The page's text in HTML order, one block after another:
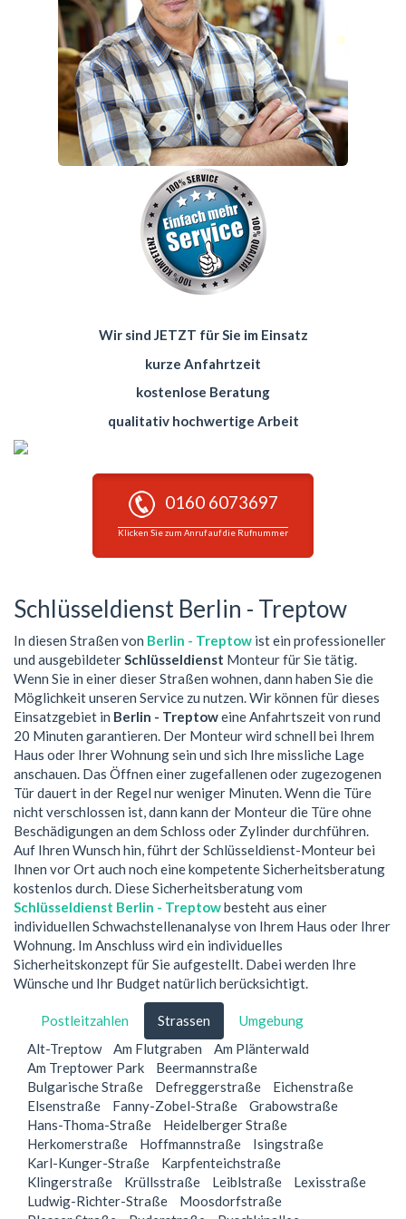
Wir sind JETZT für Sie im Einsatz
kurze Anfahrtzeit
kostenlose Beratung
qualitativ hochwertige Arbeit
0160 6073697
Klicken Sie zum Anruf auf die Rufnummer
Schlüsseldienst Berlin - Treptow
In diesen Straßen von Berlin - Treptow ist ein professioneller
und ausgebildeterSchlüsseldienst Monteur für Sie tätig.
Wenn Sie in einer dieser Straßen wohnen, dann haben Sie die
Möglichkeit unseren Service zu nutzen. Wir können für dieses
Einsatzgebiet in Berlin - Treptoweine Anfahrtszeit von rund
20 Minuten garantieren. Der Monteur wird schnell bei Ihrem
Haus oder Ihrer Wohnung sein und sich Ihre missliche Lage
anschauen. Das Öffnen einer zugefallenen oder zugezogenen
Tür dauert in der Regel nur weniger Minuten. Wenn die Türe
nicht verschlossen ist, dann kann der Monteur die Türe ohne
Beschädigungen an dem Schloss oder Zylinder durchführen.
Auf Ihren Wunsch hin, führt der Schlüsseldienst-Monteur bei
Ihnen vor Ort auch noch eine kompetente Sicherheitsberatung
kostenlos durch. Diese Sicherheitsberatung vom
Schlüsseldienst Berlin - Treptowbesteht aus einer
individuellen Schwachstellenanalyse von Ihrem Haus oder Ihrer
Wohnung. Im Anschluss wird ein individuelles
Sicherheitskonzept für Sie aufgestellt. Dabei werden Ihre
Wünsche und Ihr Budget natürlich berücksichtigt.
Postleitzahlen Strassen
Umgebung
Alt-Treptow
Am Flutgraben
Am Plänterwald
Am Treptower Park
Beermannstraße
Bulgarische Straße
Defreggerstraße
Eichenstraße
Elsenstraße
Fanny-Zobel-Straße
Grabowstraße
Hans-Thoma-Straße
Heidelberger Straße
Herkomerstraße
Hoffmannstraße
Isingstraße
Karl-Kunger-Straße
Karpfenteichstraße
Klingerstraße
Krüllsstraße Leiblstraße
Lexisstraße
Ludwig-Richter-Straße
Moosdorfstraße